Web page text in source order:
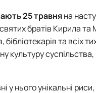
25 травняна
братів Кирила
бібліотекарів та всіх
суспільства,
у нього унікальні